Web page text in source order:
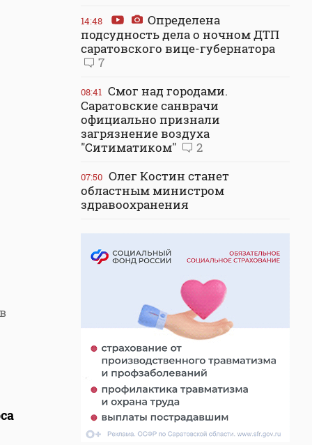
14:48
Определена
подсудность дела о ночном ДТП
саратовского вице-губернатора
7
08:41 Смог над городами.
Саратовские санврачи
официально признали
загрязнение воздуха
"Ситиматиком"
2
07:50 Олег Костин станет
областным министром
здравоохранения